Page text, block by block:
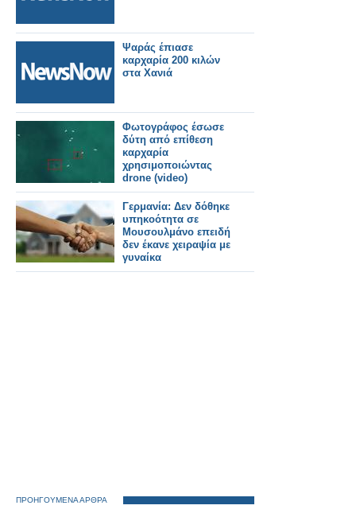
Ψαράς έπιασε
καρχαρία 200 κιλών
στα Χανιά
Φωτογράφος έσωσε
δύτη από επίθεση
καρχαρία
χρησιμοποιώντας
drone (video)
Γερμανία: Δεν δόθηκε
υπηκοότητα σε
Μουσουλμάνο επειδή
δεν έκανε χειραψία με
γυναίκα
ΠΡΟΗΓΟΥΜΕΝΑ ΑΡΘΡΑ